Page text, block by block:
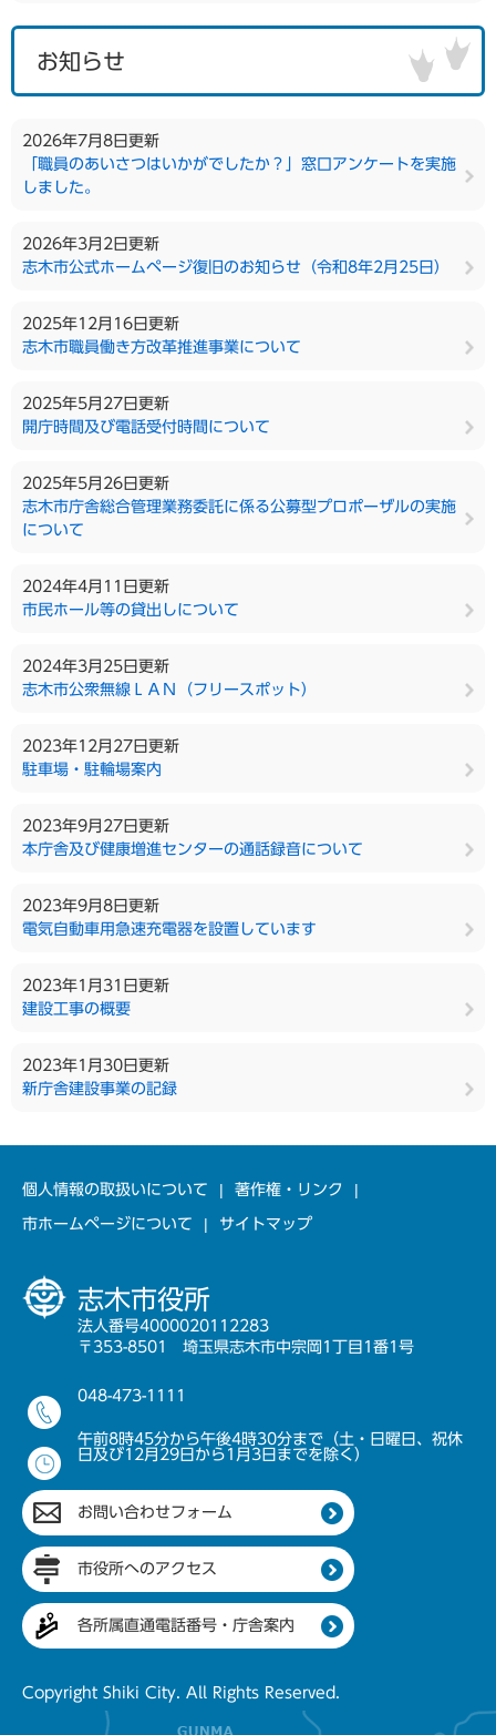
お知らせ
2026年7月8日更新
「職員のあいさつはいかがでしたか？」窓口アンケートを実施
しました。
2026年3月2日更新
志木市公式ホームページ復旧のお知らせ（令和8年2月25日）
2025年12月16日更新
志木市職員働き方改革推進事業について
2025年5月27日更新
開庁時間及び電話受付時間について
2025年5月26日更新
志木市庁舎総合管理業務委託に係る公募型プロポーザルの実施
について
2024年4月11日更新
市民ホール等の貸出しについて
2024年3月25日更新
志木市公衆無線ＬＡＮ（フリースポット）
2023年12月27日更新
駐車場・駐輪場案内
2023年9月27日更新
本庁舎及び健康増進センターの通話録音について
2023年9月8日更新
電気自動車用急速充電器を設置しています
2023年1月31日更新
建設工事の概要
2023年1月30日更新
新庁舎建設事業の記録
個人情報の取扱いについて 著作権・リンク
市ホームページについて サイトマップ
志木市役所
法人番号4000020112283
〒353-8501 埼玉県志木市中宗岡1丁目1番1号
048-473-1111
午前8時45分から午後4時30分まで（土・日曜日、祝休
日及び12月29日から1月3日までを除く）
お問い合わせフォーム
市役所へのアクセス
各所属直通電話番号・庁舎案内
Copyright Shiki City. All Rights Reserved.